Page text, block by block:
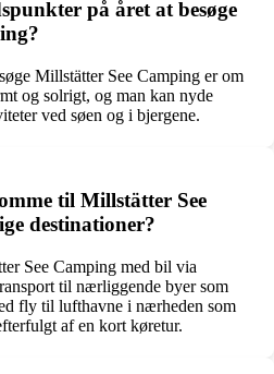
på året at besøge
Millstätter See Camping er om
og solrigt, og man kan nyde
ved søen og i bjergene.
til Millstätter See
destinationer?
See Camping med bil via
til nærliggende byer som
fly til lufthavne i nærheden som
af en kort køretur.